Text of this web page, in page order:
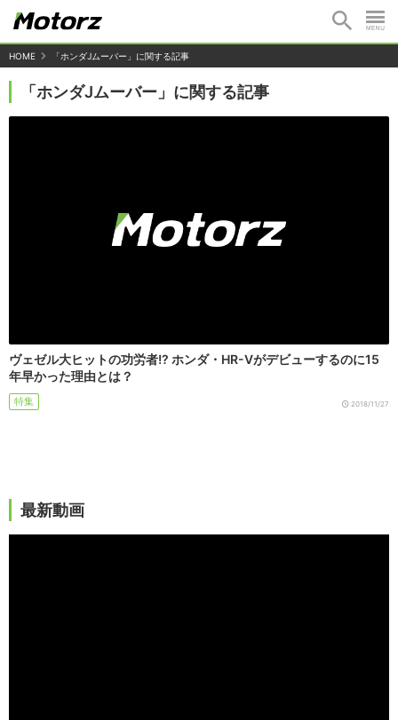
HOME 「ホンダJムーバー」に関する記事
「ホンダJムーバー」に関する記事
ヴェゼル大ヒットの功労者!? ホンダ・HR-Vがデビューするのに15
年早かった理由とは？
特集 2018/11/27
最新動画